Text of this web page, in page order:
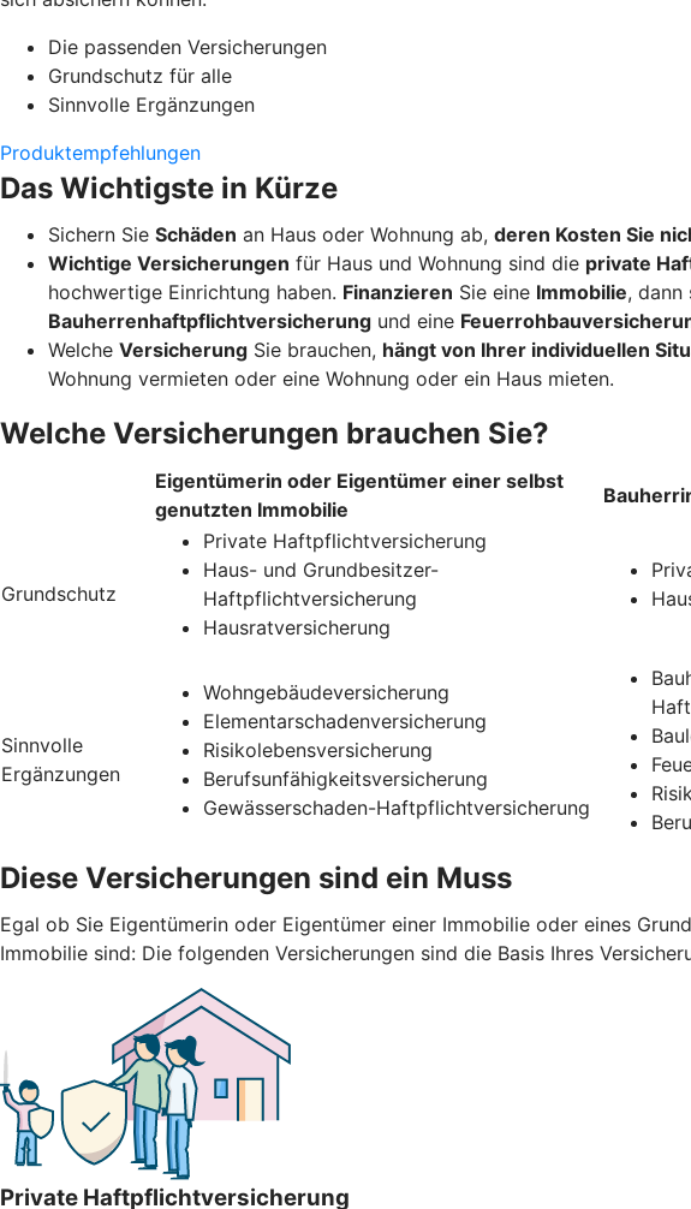
Die passenden Versicherungen
Grundschutz für alle
Sinnvolle Ergänzungen
Produktempfehlungen
Das Wichtigste in Kürze
Sichern Sie Schäden an Haus oder Wohnung ab, deren Kosten Sie
Wichtige Versicherungen für Haus und Wohnung sind die private
hochwertige Einrichtung haben. Finanzieren Sie eine Immobilie, dann
Bauherrenhaftpflichtversicherung und eine
Welche Versicherung Sie brauchen, hängt von Ihrer individuellen
Wohnung vermieten oder eine Wohnung oder ein Haus mieten.
Welche Versicherungen brauchen Sie?
Eigentümerin oder Eigentümer einer selbst
genutzten Immobilie
Grundschutz
Private Haftpflichtversicherung
Haus- und Grundbesitzer-
Haftpflichtversicherung
Hausratversicherung
Sinnvolle
Ergänzungen
Wohngebäudeversicherung
Elementarschadenversicherung
Risikolebensversicherung
Berufsunfähigkeitsversicherung
Gewässerschaden-Haftpflichtversicherung
Diese Versicherungen sind ein Muss
Egal ob Sie Eigentümerin oder Eigentümer einer Immobilie oder eines
Immobilie sind: Die folgenden Versicherungen sind die Basis Ihres
Private Haftpflichtversicherung